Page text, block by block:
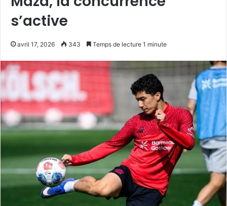
s’active
avril 17, 2026 343 Temps de lecture 1 minute